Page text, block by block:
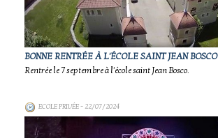
BONNE RENTRÉE À L'ÉCOLE SAINT JEAN BOSCO
Rentrée le 7 septembre à l'école saint Jean Bosco.
ECOLE PRIVÉE- 22/07/2024